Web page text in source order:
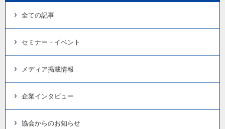
全ての記事
セミナー・イベント
メディア掲載情報
企業インタビュー
協会からのお知らせ